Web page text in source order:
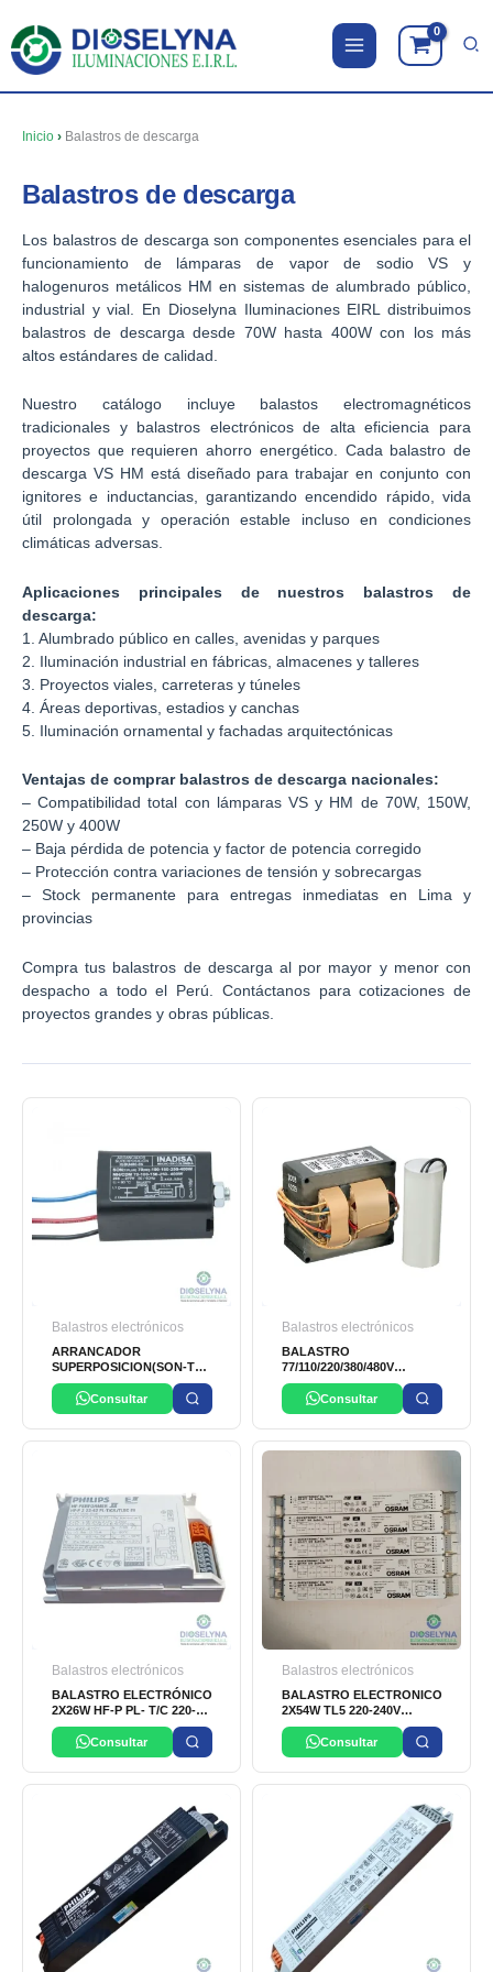
contenido
Inicio › Balastros de descarga
Balastros de descarga
Los balastros de descarga son componentes esenciales para el
funcionamiento de lámparas de vapor de sodio VS y
halogenuros metálicos HM en sistemas de alumbrado público,
industrial y vial. En Dioselyna Iluminaciones EIRL distribuimos
balastros de descarga desde 70W hasta 400W con los más
altos estándares de calidad.
Nuestro catálogo incluye balastos electromagnéticos
tradicionales y balastros electrónicos de alta eficiencia para
proyectos que requieren ahorro energético. Cada balastro de
descarga VS HM está diseñado para trabajar en conjunto con
ignitores e inductancias, garantizando encendido rápido, vida
útil prolongada y operación estable incluso en condiciones
climáticas adversas.
Aplicaciones principales de nuestros balastros de
descarga:
1. Alumbrado público en calles, avenidas y parques
2. Iluminación industrial en fábricas, almacenes y talleres
3. Proyectos viales, carreteras y túneles
4. Áreas deportivas, estadios y canchas
5. Iluminación ornamental y fachadas arquitectónicas
Ventajas de comprar balastros de descarga nacionales:
– Compatibilidad total con lámparas VS y HM de 70W, 150W,
250W y 400W
– Baja pérdida de potencia y factor de potencia corregido
– Protección contra variaciones de tensión y sobrecargas
– Stock permanente para entregas inmediatas en Lima y
provincias
Compra tus balastros de descarga al por mayor y menor con
despacho a todo el Perú. Contáctanos para cotizaciones de
proyectos grandes y obras públicas.
Balastros electrónicos
ARRANCADOR
SUPERPOSICION(SON-T
plus 100 A 400W) (MH/CDM
70- 400W) INADISA
Consultar
Balastros electrónicos
BALASTRO
77/110/220/380/480V
ADVANCE
Consultar
Balastros electrónicos
BALASTRO ELECTRÓNICO
2X26W HF-P PL- T/C 220-
240V 50/60Hz PHILIPS
Consultar
Balastros electrónicos
BALASTRO ELECTRONICO
2X54W TL5 220-240V
OSRAM
Consultar